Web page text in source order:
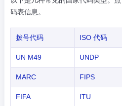
码表信息。
拨号代码 ISO 代码
UN M49 UNDP
MARC FIPS
FIFA ITU